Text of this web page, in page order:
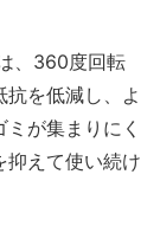
、360度回転
を低減し、よ
が集まりにく
抑えて使い続け